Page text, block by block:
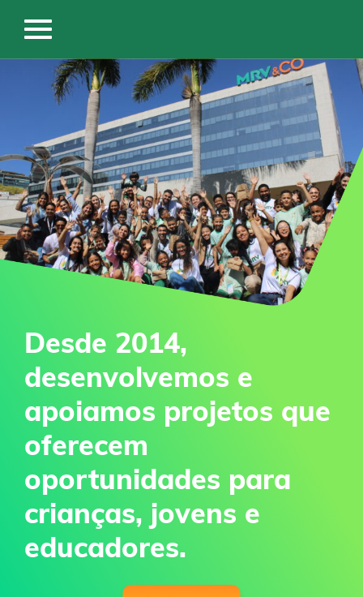
Desde 2014,
desenvolvemos e
apoiamos projetos que
oferecem
oportunidades para
crianças, jovens e
educadores.